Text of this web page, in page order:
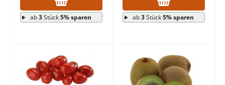
ab3Stück5% sparen ab3Stück5% sparen